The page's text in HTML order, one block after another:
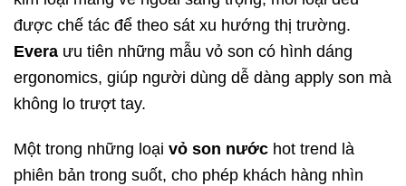
được chế tác để theo sát xu hướng thị trường.
Evera ưu tiên những mẫu vỏ son có hình dáng
ergonomics, giúp người dùng dễ dàng apply son mà
không lo trượt tay.
Một trong những loại vỏ son nước hot trend là
phiên bản trong suốt, cho phép khách hàng nhìn